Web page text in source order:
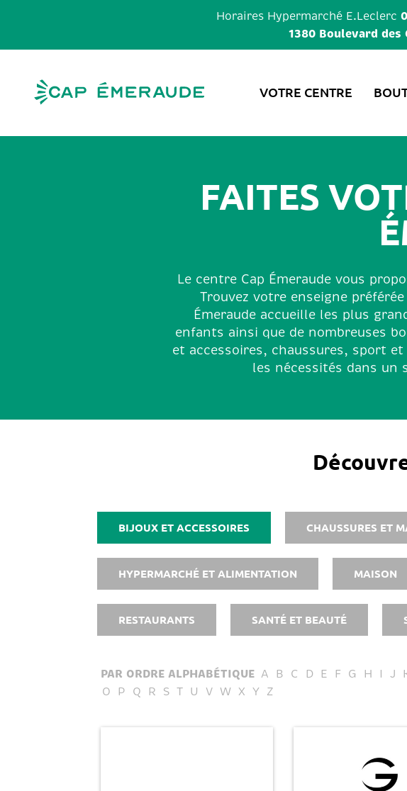
Horaires Hypermarché E.Leclerc
1380 Boulevard des
VOTRE CENTRE
FAITES
Le centre Cap Émeraude vous
Trouvez votre enseigne
Émeraude accueille les plus
enfants ainsi que de nombreuses
et accessoires, chaussures, sport
les nécessités dans un
BIJOUX ET ACCESSOIRES CHAUSSURES ET
HYPERMARCHÉ ET ALIMENTATION MAISON
RESTAURANTS SANTÉ ET BEAUTÉ
PAR ORDRE ALPHABÉTIQUE A B C D E F G H I J
O P Q R S T U V W X Y Z